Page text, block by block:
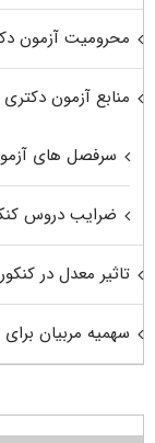
محرومیت آزمون
منابع آزمون دکتری
سرفصل های
ضرایب دروس
تاثیر معدل در
سهمیه مربیان